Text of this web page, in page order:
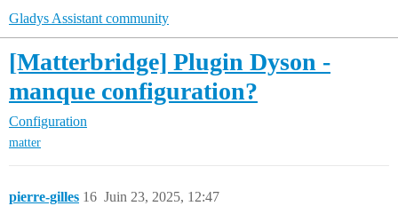
Gladys Assistant community
[Matterbridge] Plugin Dyson -
manque configuration?
Configuration
matter
pierre-gilles Juin 23, 2025, 12:47
16